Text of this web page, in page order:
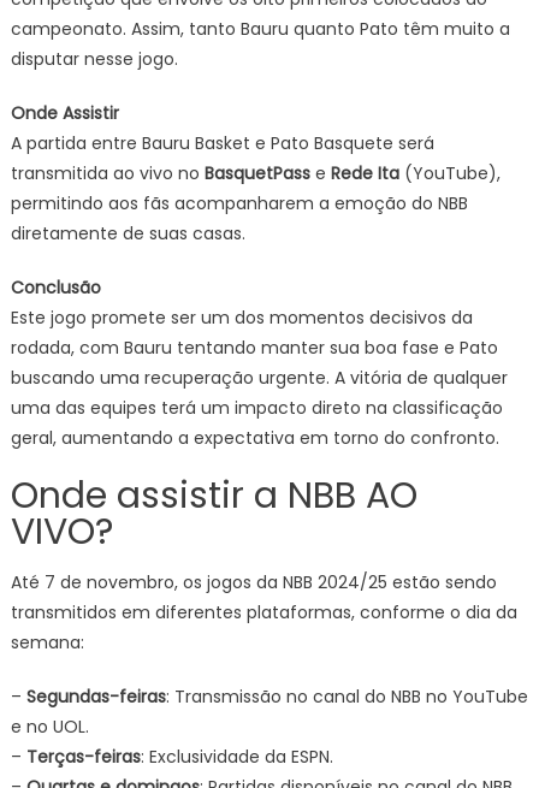
campeonato. Assim, tanto Bauru quanto Pato têm muito a
disputar nesse jogo.
Onde Assistir
A partida entre Bauru Basket e Pato Basquete será
transmitida ao vivo no BasquetPasse Rede Ita(YouTube),
permitindo aos fãs acompanharem a emoção do NBB
diretamente de suas casas.
Conclusão
Este jogo promete ser um dos momentos decisivos da
rodada, com Bauru tentando manter sua boa fase e Pato
buscando uma recuperação urgente. A vitória de qualquer
uma das equipes terá um impacto direto na classificação
geral, aumentando a expectativa em torno do confronto.
Onde assistir a NBB AO
VIVO?
Até 7 de novembro, os jogos da NBB 2024/25 estão sendo
transmitidos em diferentes plataformas, conforme o dia da
semana:
– Segundas-feiras: Transmissão no canal do NBB no YouTube
e no UOL.
– Terças-feiras: Exclusividade da ESPN.